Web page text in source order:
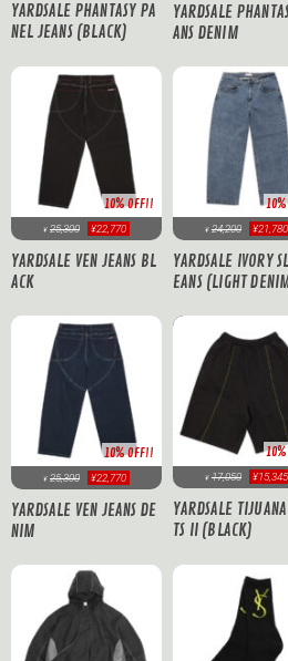
YARDSALE PHANTASY PA
NEL JEANS (BLACK)
YARDSALE
ANS DENIM
10% OFF!!
¥ 25,300 ¥22,770
YARDSALE VEN JEANS BL
ACK
¥ 24,200 ¥21,780
YARDSALE IVORY
EANS (LIGHT
10% OFF!!
¥ 25,300 ¥22,770
YARDSALE VEN JEANS DE
NIM
¥ 17,050 ¥15,345
YARDSALE
TS II (BLACK)